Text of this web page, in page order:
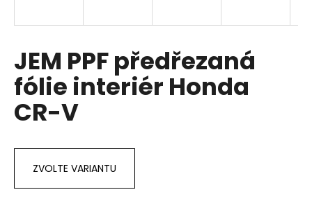
JEM PPF předřezaná
fólie interiér Honda
CR-V
ZVOLTE VARIANTU
t
?